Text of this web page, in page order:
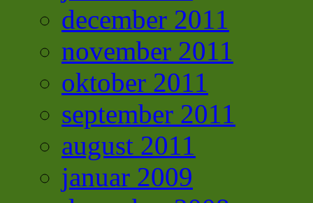
december 2011
november 2011
oktober 2011
september 2011
august 2011
januar 2009